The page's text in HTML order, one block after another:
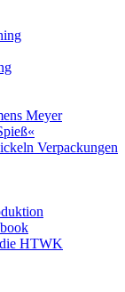
Meyer
Verpackungen
HTWK